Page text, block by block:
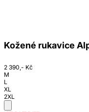
Kožené rukavice
2 390,- Kč
M
L
XL
2XL